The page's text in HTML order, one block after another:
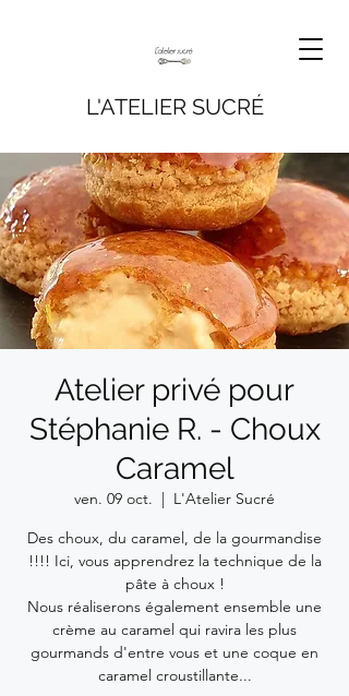
L'ATELIER SUCRÉ
Atelier privé pour
Stéphanie R. - Choux
Caramel
ven. 09 oct.
  |
L'Atelier Sucré
Des choux, du caramel, de la gourmandise
!!!! Ici, vous apprendrez la technique de la
pâte à choux !
Nous réaliserons également ensemble une
crème au caramel qui ravira les plus
gourmands d'entre vous et une coque en
caramel croustillante...